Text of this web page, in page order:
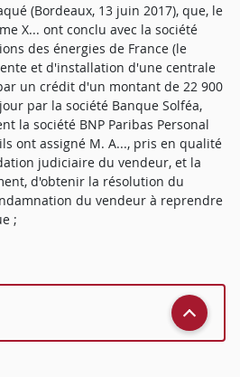
(Bordeaux, 13 juin 2017), que, le
X... ont conclu avec la société
des énergies de France (le
et d'installation d'une centrale
un crédit d'un montant de 22 900
par la société Banque Solféa,
la société BNP Paribas Personal
ont assigné M. A..., pris en qualité
judiciaire du vendeur, et la
d'obtenir la résolution du
du vendeur à reprendre
;